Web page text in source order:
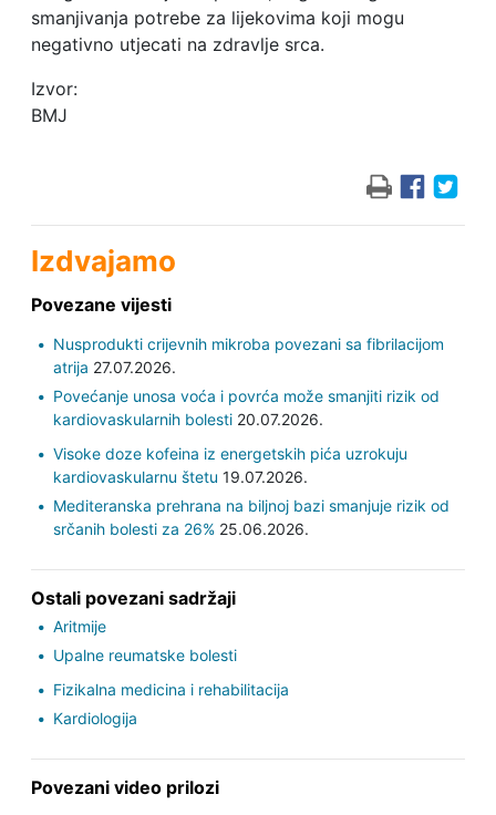
smanjivanja potrebe za lijekovima koji mogu
negativno utjecati na zdravlje srca.
Izvor:
BMJ
Izdvajamo
Povezane vijesti
Nusprodukti crijevnih mikroba povezani sa fibrilacijom
atrija 27.07.2026.
Povećanje unosa voća i povrća može smanjiti rizik od
kardiovaskularnih bolesti20.07.2026.
Visoke doze kofeina iz energetskih pića uzrokuju
kardiovaskularnu štetu 19.07.2026.
Mediteranska prehrana na biljnoj bazi smanjuje rizik od
srčanih bolesti za 26%25.06.2026.
Ostali povezani sadržaji
Aritmije
Upalne reumatske bolesti
Fizikalna medicina i rehabilitacija
Kardiologija
Povezani video prilozi